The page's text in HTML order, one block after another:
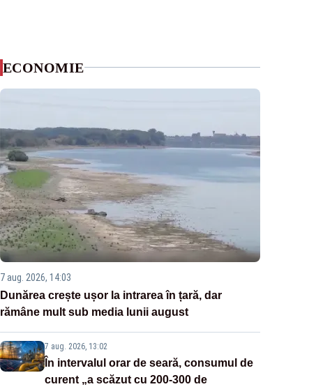
ECONOMIE
7 aug. 2026, 14:03
Dunărea crește ușor la intrarea în țară, dar
rămâne mult sub media lunii august
7 aug. 2026, 13:02
În intervalul orar de seară, consumul de
curent „a scăzut cu 200-300 de